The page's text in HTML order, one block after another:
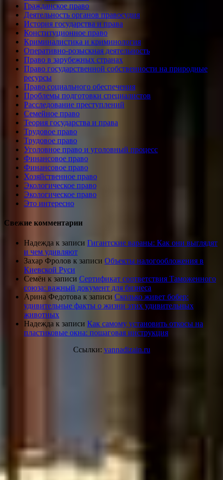
Гражданское право
Деятельность органов правосудия
История государства и права
Конституционное право
Криминалистика и криминология
Оперативно-розыскная деятельность
Право в зарубежных странах
Право государственной собственности на природные
ресурсы
Право социального обеспечения
Проблемы подготовки специалистов
Расследование преступлений
Семейное право
Теория государства и права
Трудовое право
Трудовое право
Уголовное право и уголовный процесс
Финансовое право
Финансовое право
Хозяйственное право
Экологическое право
Экологическое право
Это интересно
Свежие комментарии
Надежда к записи Гигантские вараны: Как они выглядят
и чем удивляют
Захар Фролов к записи Объекты налогообложения в
Киевской Руси
Семён к записи Сертификат соответствия Таможенного
союза: важный документ для бизнеса
Арина Федотова к записи Сколько живет бобер:
удивительные факты о жизни этих удивительных
животных
Надежда к записи Как самому установить откосы на
пластиковые окна: пошаговая инструкция
Ссылки: vannadizain.ru